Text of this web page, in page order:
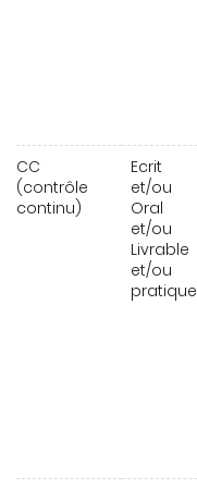
CC
(contrôle
continu)
Ecrit
et/ou
Oral
et/ou
Livrable
et/ou
pratique